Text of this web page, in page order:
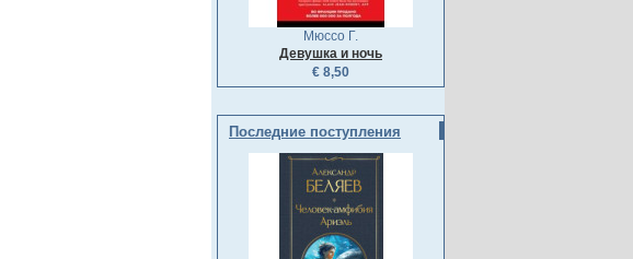
Мюссо Г.
Девушка и ночь
€ 8,50
Последние поступления